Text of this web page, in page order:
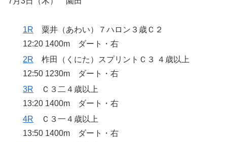
1R 粟井（あわい）７ハロン３歳Ｃ２
12:20 1400m ダート・右
2R 柞田（くにた）スプリントＣ３ ４歳以上
12:50 1230m ダート・右
3R Ｃ３二４歳以上
13:20 1400m ダート・右
4R Ｃ３一４歳以上
13:50 1400m ダート・右